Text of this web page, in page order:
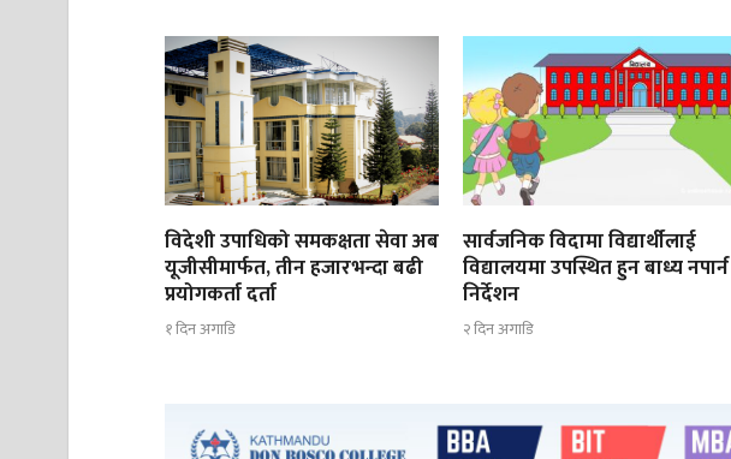
विदेशी उपाधिको समकक्षता सेवा अब
यूजीसीमार्फत, तीन हजारभन्दा बढी
प्रयोगकर्ता दर्ता
१ दिन अगाडि
सार्वजनिक विदामा विद्यार्थीलाई
विद्यालयमा उपस्थित हुन बाध्य नपार्न
निर्देशन
२ दिन अगाडि